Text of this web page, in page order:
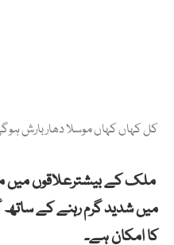
کل کہاں کہاں موسلا دھار بارش
ملک کے بیشترعلاقوں میں
میں شدید گرم رہنے کے ساتھ
کا امکان ہے۔